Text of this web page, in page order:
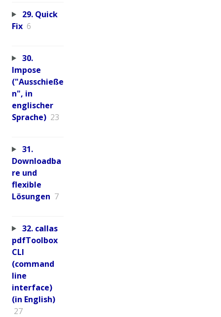
29. Quick
Fix 6
30.
Impose
("Ausschieße
n", in
englischer
Sprache) 23
31.
Downloadba
re und
flexible
Lösungen 7
32. callas
pdfToolbox
CLI
(command
line
interface)
(in English)
27